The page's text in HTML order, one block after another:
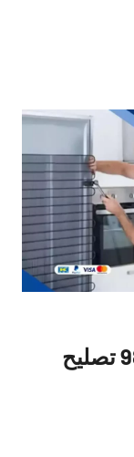
فني ثلاجات الجهراء 98577272 تصليح